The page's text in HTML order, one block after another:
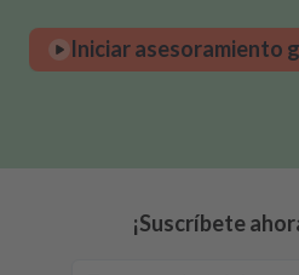
Iniciar asesoramiento
¡Suscríbete